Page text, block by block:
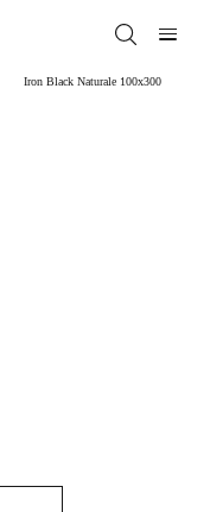
Iron Black Naturale 100x300